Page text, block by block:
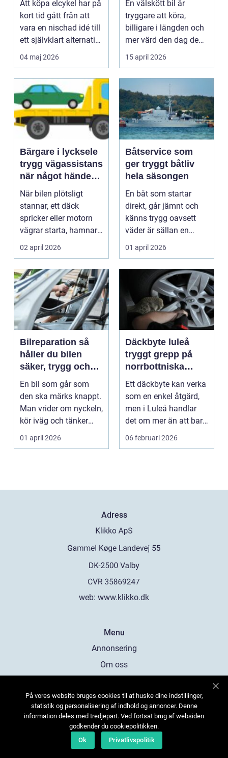
Att köpa elcykel har på
kort tid gått från att
vara en nischad idé till
ett självklart alternativ
fö...
04 maj 2026
En välskött bil är
tryggare att köra,
billigare i längden och
mer värd den dag den
ska säljas. Många...
15 april 2026
Bärgare i lycksele
trygg vägassistans
när något händer
på vägen
När bilen plötsligt
stannar, ett däck
spricker eller motorn
vägrar starta, hamnar
många i samma läge...
02 april 2026
Båtservice som
ger tryggt båtliv
hela säsongen
En båt som startar
direkt, går jämnt och
känns trygg oavsett
väder är sällan en
slump. Bakom varje
01 april 2026
Bilreparation så
håller du bilen
säker, trygg och
ekonomisk
En bil som går som
den ska märks knappt.
Man vrider om nyckeln,
kör iväg och tänker
inte mer på det....
01 april 2026
Däckbyte luleå
tryggt grepp på
norrbottniska
vägar
Ett däckbyte kan verka
som en enkel åtgärd,
men i Luleå handlar
det om mer än att bara
byta gummi mo...
06 februari 2026
Adress
web: www.klikko.dk
Menu
Annonsering
Om oss
Kontakta oss
Sitemap
På vores website bruges cookies til at huske dine indstillinger,
statistik og personalisering af indhold og annoncer. Denne
information deles med tredjepart. Ved fortsat brug af websiden
godkender du cookiepolitikken.
Ok
Privatlivspolitik